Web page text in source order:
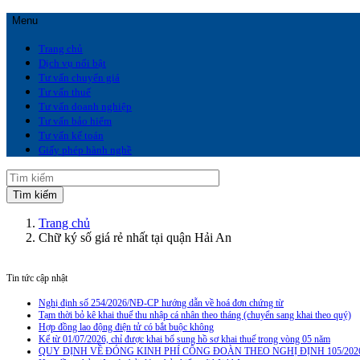
Menu
Trang chủ
Dịch vụ nổi bật
Tư vấn chuyển giá
Tư vấn thuế
Tư vấn doanh nghiệp
Tư vấn bảo hiểm
Tư vấn kế toán
Giấy phép hành nghề
Trang chủ
Chữ ký số giá rẻ nhất tại quận Hải An
Tin tức cập nhật
Nghị định số 254/2026/NĐ-CP hướng dẫn về hoá đơn chứng từ
Tạm thời bỏ kê khai thuế thu nhập cá nhân theo tháng (chuyển sang khai theo quý)
Hợp đồng lao động điện tử có bắt buộc không
Kể từ 01/07/2026, chỉ được khai bổ sung hồ sơ khai thuế trong vòng 05 năm
QUY ĐỊNH VỀ ĐÓNG KINH PHÍ CÔNG ĐOÀN THEO NGHỊ ĐỊNH 105/